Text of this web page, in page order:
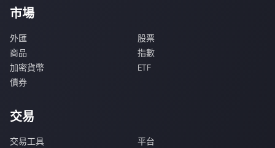
市場
外匯
股票
商品
指數
加密貨幣
ETF
債券
交易
交易工具
平台